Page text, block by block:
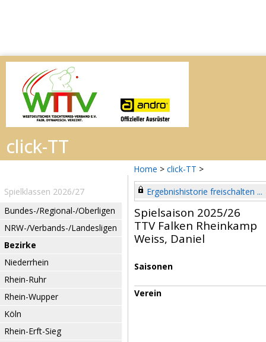
Home > click-TT >
Spielklassen 2026/27
Bundes-/Regional-/Oberligen
NRW-/Verbands-/Landesligen
Bezirke
Niederrhein
Rhein-Ruhr
Rhein-Wupper
Köln
Rhein-Erft-Sieg
Ergebnishistorie freischalten ...
Spielsaison 2025/26
TTV Falken Rheinkamp
Weiss, Daniel
Saisonen
Verein